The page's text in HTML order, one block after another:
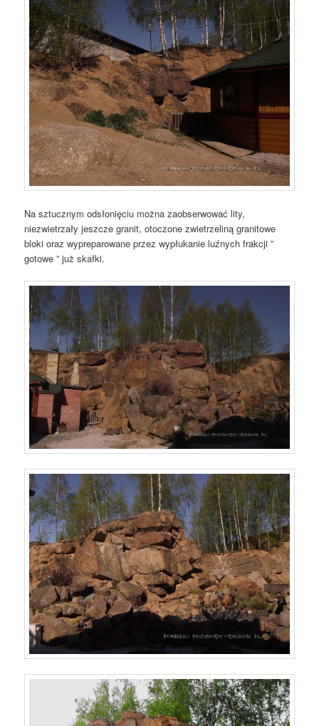
Na sztucznym odsłonięciu można zaobserwować lity,
niezwietrzały jeszcze granit, otoczone zwietrzeliną granitowe
bloki oraz wypreparowane przez wypłukanie luźnych frakcji ”
gotowe ” już skałki.